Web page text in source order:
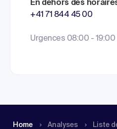
En dehors des
+41 71 844 45 00
Urgences 08:00 - 19:00
Home Analyses
Liste